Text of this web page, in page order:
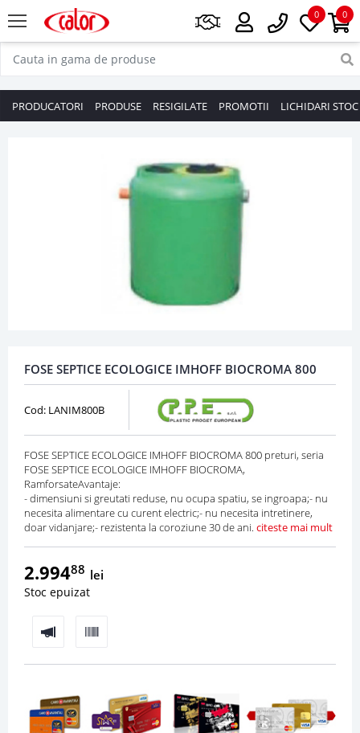
0
0
PRODUCATORI PRODUSE RESIGILATE PROMOTII LICHIDARI STOC
FOSE SEPTICE ECOLOGICE IMHOFF BIOCROMA 800
Cod: LANIM800B
FOSE SEPTICE ECOLOGICE IMHOFF BIOCROMA 800 preturi, seria
FOSE SEPTICE ECOLOGICE IMHOFF BIOCROMA,
RamforsateAvantaje:
- dimensiuni si greutati reduse, nu ocupa spatiu, se ingroapa;- nu
necesita alimentare cu curent electric;- nu necesita intretinere,
doar vidanjare;- rezistenta la coroziune 30 de ani. citeste mai mult
2.99488 lei
Stoc epuizat